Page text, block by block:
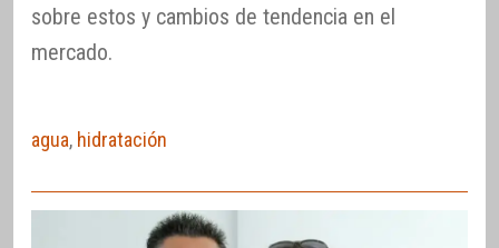
sobre estos y cambios de tendencia en el
mercado.
agua, hidratación